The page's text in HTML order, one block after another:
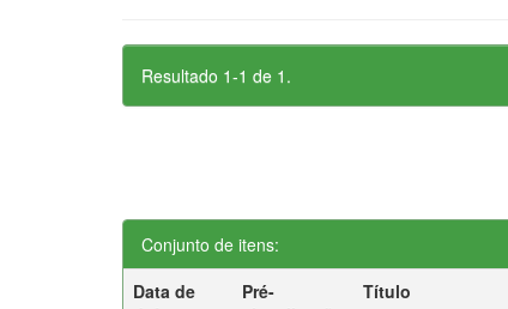
Resultado 1-1 de 1.
Conjunto de itens:
Data de
Pré-
Título